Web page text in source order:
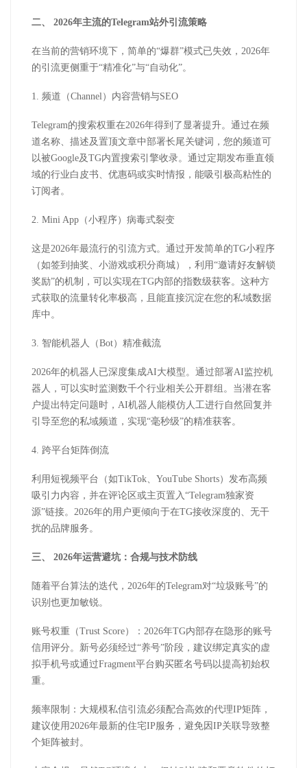
二、 2026年主流的Telegram站外引流策略
在当前的营销环境下，简单的“爆群”模式已失效， 2026年
的引流更侧重于“精准化”与“自动化”。
1. 频道（Channel）内容营销与SEO
Telegram的搜索权重在2026年得到了显著提升。通过在频
道名称、描述及置顶文章中部署长尾关键词，您的频道可
以被Google及TG内置搜索引擎收录。通过定期发布垂直领
域的行业白皮书、优惠码或实时情报，能吸引极高粘性的
订阅者。
2. Mini App （小程序）病毒式裂变
这是2026年最流行的引流方式。通过开发简单的TG小程序
（如签到抽奖、小游戏或积分商城），利用“邀请好友解锁
奖励”的机制，可以实现在TG内部的指数级获客。这种方
式获取的流量转化率极高，且能直接沉淀在您的私域数据
库中。
3. 智能机器人（Bot）精准截流
2026年的机器人已深度集成AI大模型。通过部署AI监控机
器人，可以实时监测数千个行业相关公开群组。当潜在客
户提出特定问题时， AI机器人能模仿人工进行自然回复并
引导至您的私域频道，实现“毫秒级”的精准获客。
4. 跨平台矩阵倒流
利用短视频平台（如TikTok、 YouTube Shorts）发布高频
吸引力内容，并在评论区或主页置入“Telegram独家资
源”链接。 2026年的用户更倾向于在TG接收深度的、无干
扰的品牌服务。
三、 2026年运营避坑：合规与技术防线
随着平台算法的迭代， 2026年的Telegram对“垃圾账号”的
识别也更加敏锐。
账号权重（Trust Score）： 2026年TG内部存在隐形的账号
信用评分。新号必须经过“养号”阶段，建议绑定真实的虚
拟手机号或通过Fragment平台购买匿名号码以提高初始权
重。
频率限制：大规模私信引流必须配合高效的代理IP矩阵，
建议使用2026年最新的住宅IP服务，避免因IP关联导致整
个矩阵被封。